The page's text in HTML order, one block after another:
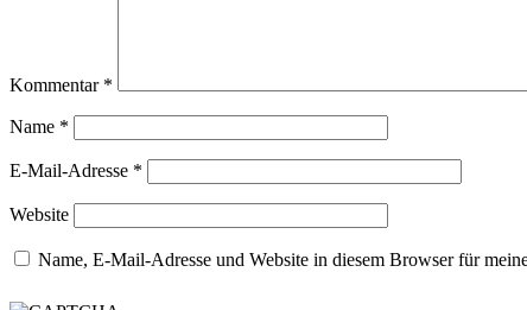
Kommentar *
Name *
E-Mail-Adresse *
Website
Name, E-Mail-Adresse und Website in diesem Browser für